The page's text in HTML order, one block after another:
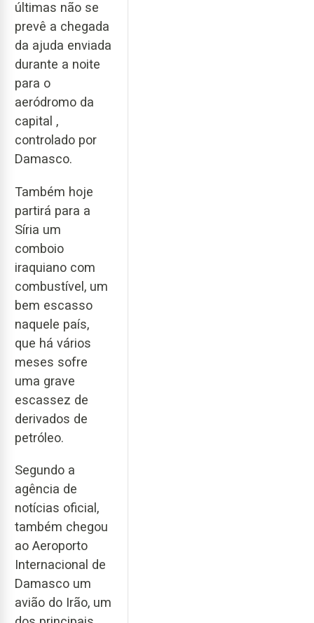
últimas não se
prevê a chegada
da ajuda enviada
durante a noite
para o
aeródromo da
capital ,
controlado por
Damasco.
Também hoje
partirá para a
Síria um
comboio
iraquiano com
combustível, um
bem escasso
naquele país,
que há vários
meses sofre
uma grave
escassez de
derivados de
petróleo.
Segundo a
agência de
notícias oficial,
também chegou
ao Aeroporto
Internacional de
Damasco um
avião do Irão, um